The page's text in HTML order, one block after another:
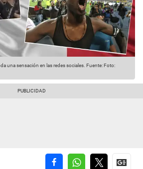
una sensación en las redes sociales. Fuente: Foto: